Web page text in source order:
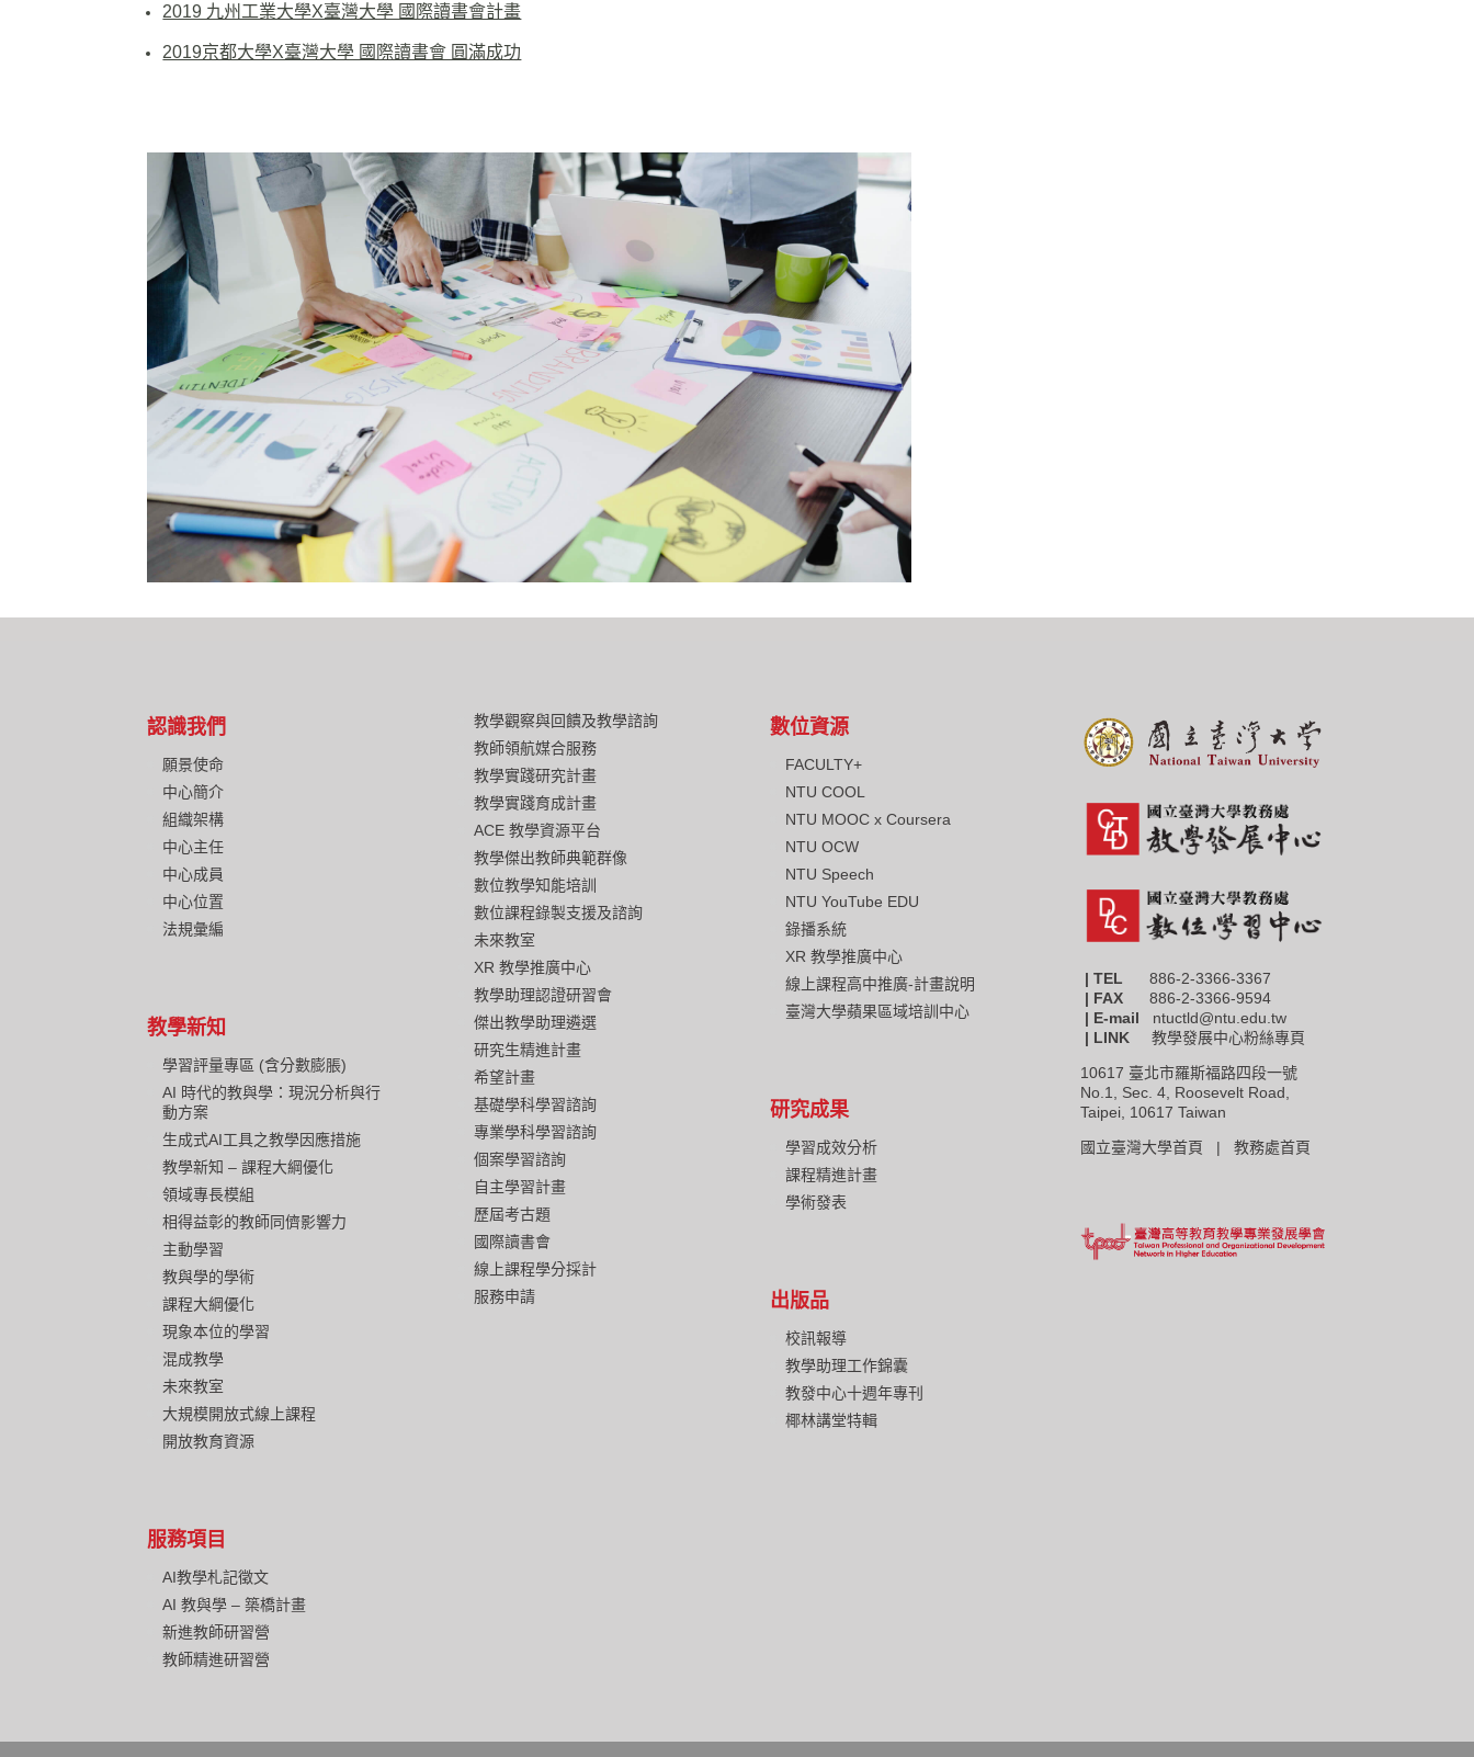
2019 九州工業大學X臺灣大學 國際讀書會計畫
2019京都大學X臺灣大學 國際讀書會 圓滿成功
認識我們
願景使命
中心簡介
組織架構
中心主任
中心成員
中心位置
法規彙編
教學新知
學習評量專區 (含分數膨脹)
AI 時代的教與學：現況分析與行
動方案
生成式AI工具之教學因應措施
教學新知 – 課程大綱優化
領域專長模組
相得益彰的教師同儕影響力
主動學習
教與學的學術
課程大綱優化
現象本位的學習
混成教學
未來教室
大規模開放式線上課程
開放教育資源
服務項目
AI教學札記徵文
AI 教與學 – 築橋計畫
新進教師研習營
教師精進研習營
教學觀察與回饋及教學諮詢
教師領航媒合服務
教學實踐研究計畫
教學實踐育成計畫
ACE 教學資源平台
教學傑出教師典範群像
數位教學知能培訓
數位課程錄製支援及諮詢
未來教室
XR 教學推廣中心
教學助理認證研習會
傑出教學助理遴選
研究生精進計畫
希望計畫
基礎學科學習諮詢
專業學科學習諮詢
個案學習諮詢
自主學習計畫
歷屆考古題
國際讀書會
線上課程學分採計
服務申請
數位資源
FACULTY+
NTU COOL
NTU MOOC x Coursera
NTU OCW
NTU Speech
NTU YouTube EDU
錄播系統
XR 教學推廣中心
線上課程高中推廣-計畫說明
臺灣大學蘋果區域培訓中心
研究成果
學習成效分析
課程精進計畫
學術發表
出版品
校訊報導
教學助理工作錦囊
教發中心十週年專刊
椰林講堂特輯
| TEL 886-2-3366-3367
| FAX
886-2-3366-9594
| E-mail ntuctld@ntu.edu.tw
| LINK教學發展中心粉絲專頁
10617 臺北市羅斯福路四段一號
No.1, Sec. 4, Roosevelt Road,
Taipei, 10617 Taiwan
國立臺灣大學首頁 |教務處首頁